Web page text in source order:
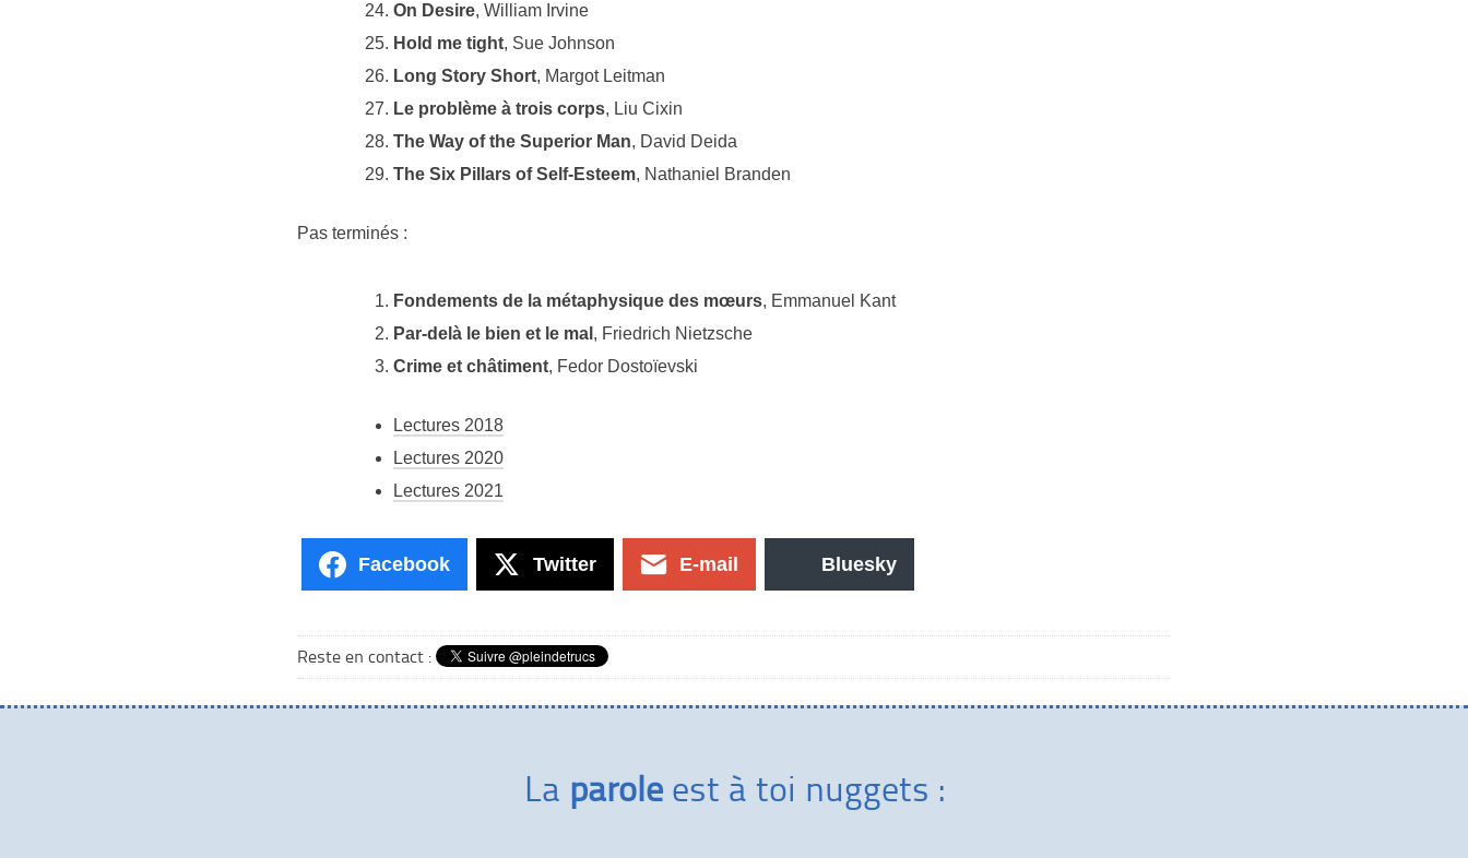
On Desire, William Irvine
Hold me tight, Sue Johnson
Long Story Short, Margot Leitman
Le problème à trois corps, Liu Cixin
The Way of the Superior Man, David Deida
The Six Pillars of Self-Esteem, Nathaniel Branden
Pas terminés :
Fondements de la métaphysique des mœurs, Emmanuel Kant
Par-delà le bien et le mal , Friedrich Nietzsche
Crime et châtiment, Fedor Dostoïevski
Lectures 2018
Lectures 2020
Lectures 2021
Facebook Twitter E-mail Bluesky
Reste en contact :
La paroleest à toi nuggets :